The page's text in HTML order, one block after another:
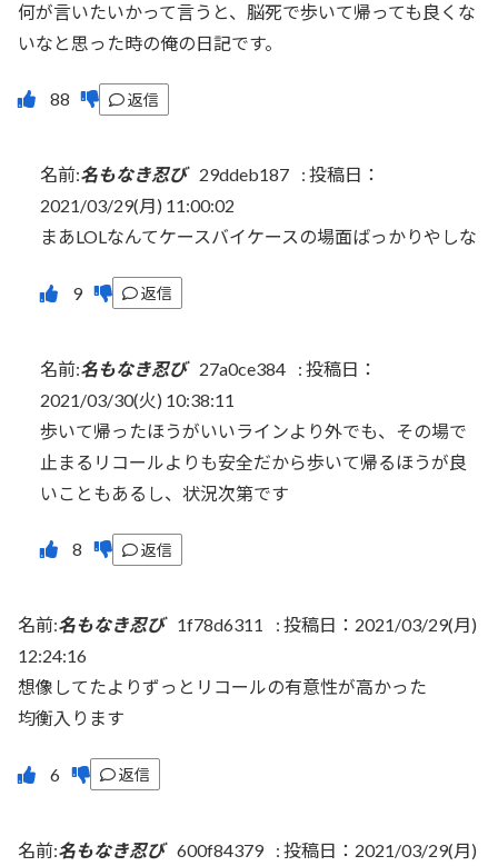
何が言いたいかって言うと、脳死で歩いて帰っても良くな
いなと思った時の俺の日記です。
返信
名前:名もなき忍び 29ddeb187 : 投稿日：
2021/03/29(月) 11:00:02
まあLOLなんてケースバイケースの場面ばっかりやしな
返信
名前:名もなき忍び 27a0ce384 : 投稿日：
2021/03/30(火) 10:38:11
歩いて帰ったほうがいいラインより外でも、その場で
止まるリコールよりも安全だから歩いて帰るほうが良
いこともあるし、状況次第です
返信
名前:名もなき忍び 1f78d6311 : 投稿日：2021/03/29(月)
12:24:16
想像してたよりずっとリコールの有意性が高かった
均衡入ります
返信
名前:名もなき忍び 600f84379 : 投稿日：2021/03/29(月)